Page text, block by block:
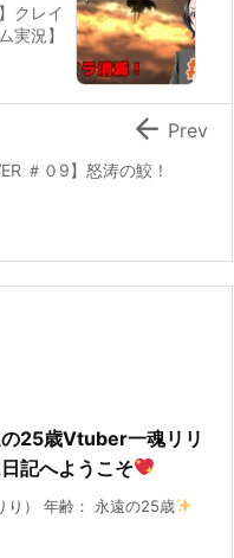
クレイ
実況】
＃０9】怒涛の鮫！
 Prev
の25歳Vtuber一魂リリ
記へようこそ
り） 年齢： 永遠の25歳